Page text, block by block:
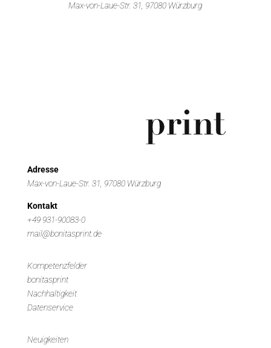
Max-von-Laue-Str. 31, 97080 Würzburg
Adresse
Max-von-Laue-Str. 31, 97080 Würzburg
Kontakt
+49 931-90083-0
mail@bonitasprint.de
Kompetenzfelder
bonitasprint
Nachhaltigkeit
Datenservice
Neuigkeiten